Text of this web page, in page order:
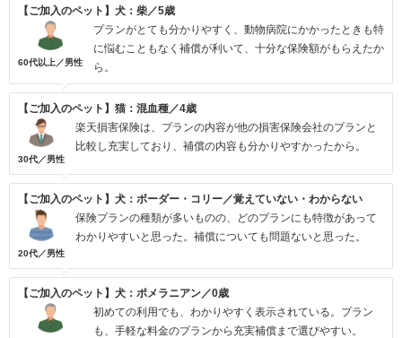
【ご加入のペット】犬：柴／5歳
60代以上／男性
プランがとても分かりやすく、動物病院にかかったときも特
に悩むこともなく補償が利いて、十分な保険額がもらえたか
ら。
【ご加入のペット】猫：混血種／4歳
30代／男性
楽天損害保険は、プランの内容が他の損害保険会社のプランと
比較し充実しており、補償の内容も分かりやすかったから。
【ご加入のペット】犬：ボーダー・コリー／覚えていない・わからない
20代／男性
保険プランの種類が多いものの、どのプランにも特徴があって
わかりやすいと思った。補償についても問題ないと思った。
【ご加入のペット】犬：ポメラニアン／0歳
初めての利用でも、わかりやすく表示されている。プラン
も、手軽な料金のプランから充実補償まで選びやすい。